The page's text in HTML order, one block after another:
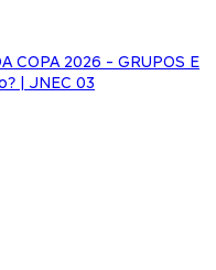
COPA 2026 - GRUPOS E
| JNEC 03